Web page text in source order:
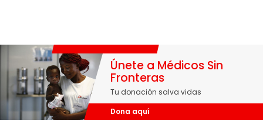
Únete a Médicos Sin
Fronteras
Tu donación salva vidas
Dona aquí